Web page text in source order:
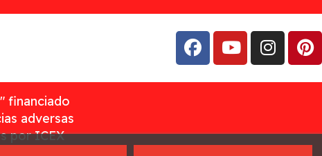
financiado
adversas
por ICEX